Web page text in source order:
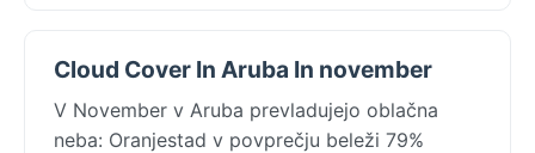
Cloud Cover In Aruba In november
V November v Aruba prevladujejo oblačna
neba: Oranjestad v povprečju beleži 79%